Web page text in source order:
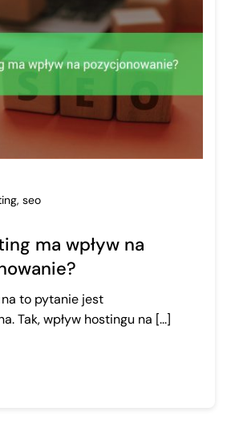
, seo
ma wpływ na
to pytanie jest
Tak, wpływ hostingu na [...]